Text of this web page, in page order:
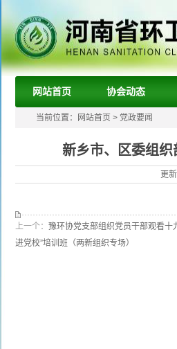
网站首页 协会动态
当前位置： 网站首页 > 党政要闻
新乡市、区委组
更
上一个： 豫环协党支部组织党员干部观看十
进党校”培训班（两新组织专场）